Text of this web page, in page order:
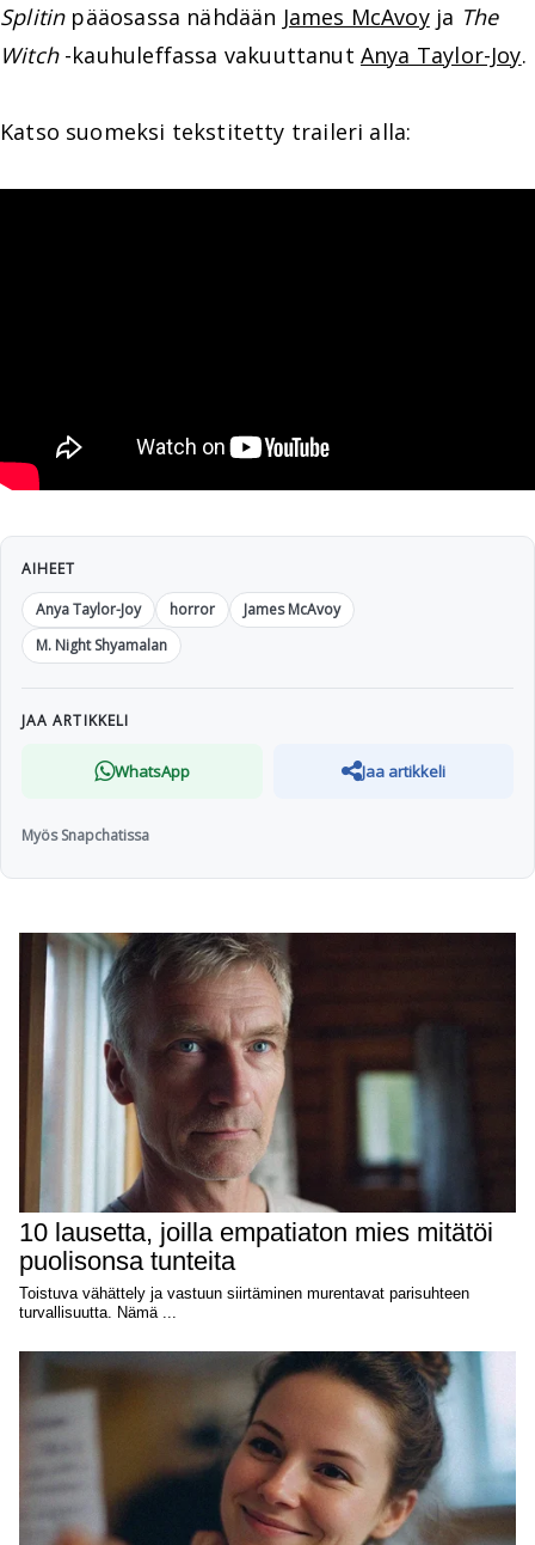
Splitinpääosassa nähdään James McAvoyja The
Witch-kauhuleffassa vakuuttanut Anya Taylor-Joy.
Katso suomeksi tekstitetty traileri alla:
AIHEET
Anya Taylor-Joy
horror
James McAvoy
M. Night Shyamalan
JAA ARTIKKELI
WhatsApp Jaa artikkeli
Myös Snapchatissa